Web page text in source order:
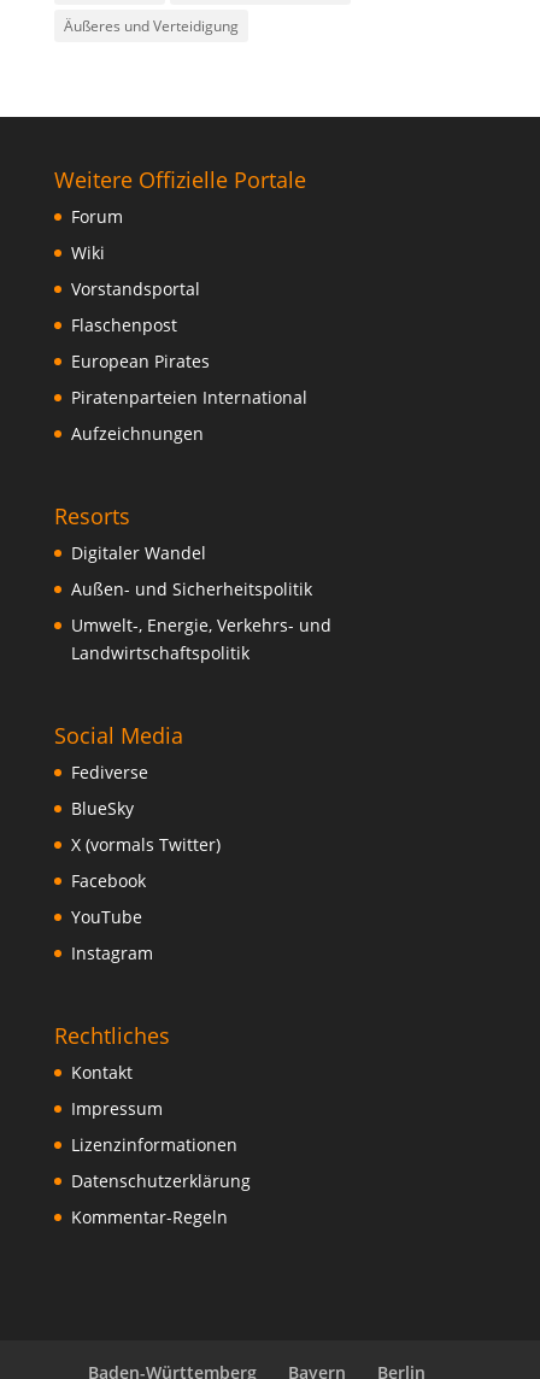
Äußeres und Verteidigung
Weitere Offizielle Portale
Forum
Wiki
Vorstandsportal
Flaschenpost
European Pirates
Piratenparteien International
Aufzeichnungen
Resorts
Digitaler Wandel
Außen- und Sicherheitspolitik
Umwelt-, Energie, Verkehrs- und
Landwirtschaftspolitik
Social Media
Fediverse
BlueSky
X (vormals Twitter)
Facebook
YouTube
Instagram
Rechtliches
Kontakt
Impressum
Lizenzinformationen
Datenschutzerklärung
Kommentar-Regeln
Baden-Württemberg Bayern Berlin